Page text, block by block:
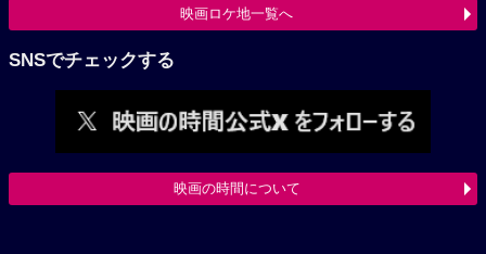
映画ロケ地一覧へ
SNSでチェックする
映画の時間について